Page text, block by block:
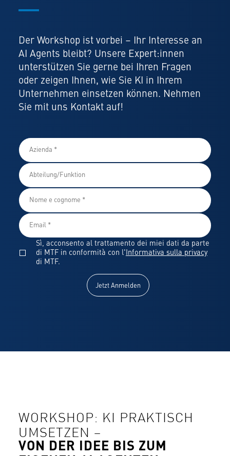
Der Workshop ist vorbei – Ihr Interesse an
AI Agents bleibt? Unsere Expert:innen
unterstützen Sie gerne bei Ihren Fragen
oder zeigen Ihnen, wie Sie KI in Ihrem
Unternehmen einsetzen können. Nehmen
Sie mit uns Kontakt auf!
Sì, acconsento al trattamento dei miei dati da parte
di MTF in conformità con l' Informativa sulla privacy
di MTF.
Jetzt Anmelden
WORKSHOP: KI PRAKTISCH
UMSETZEN –
VON DER IDEE BIS ZUM